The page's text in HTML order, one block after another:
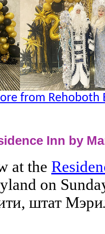
from Rehoboth
Inn by
at the
on
штат